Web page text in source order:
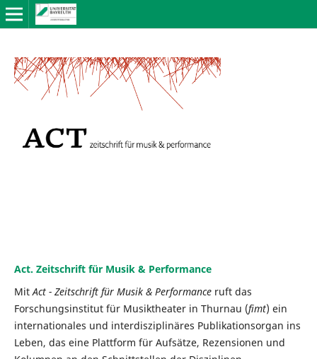
Act. Zeitschrift für Musik & Performance
MitAct - Zeitschrift für Musik & Performanceruft das
Forschungsinstitut für Musiktheater in Thurnau (fimt) ein
internationales und interdisziplinäres Publikationsorgan ins
Leben, das eine Plattform für Aufsätze, Rezensionen und